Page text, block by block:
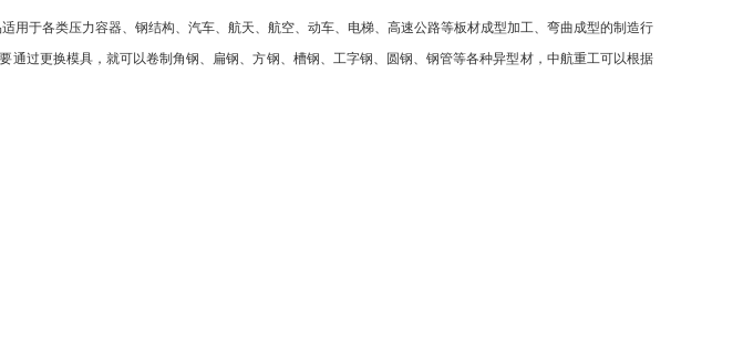
于各类压力容器、钢结构、汽车、航天、航空、动车、电梯、高速公路等板材成型加工、弯曲成型的制造行
过更换模具，就可以卷制角钢、扁钢、方钢、槽钢、工字钢、圆钢、钢管等各种异型材，中航重工可以根据